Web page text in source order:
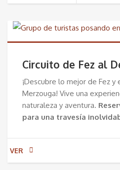
Circuito de Fez al
¡Descubre lo mejor de Fez
Merzouga! Vive una
naturaleza y aventura.
para una travesía
VER